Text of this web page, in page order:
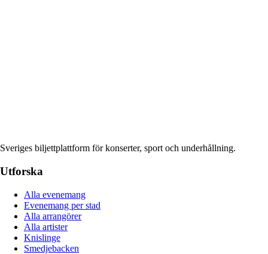
Sveriges biljettplattform för konserter, sport och underhållning.
Utforska
Alla evenemang
Evenemang per stad
Alla arrangörer
Alla artister
Knislinge
Smedjebacken